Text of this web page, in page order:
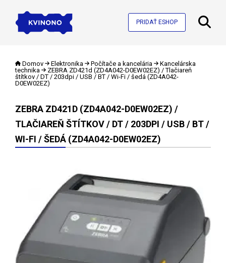
PRIDAŤ ESHOP
Domov Elektronika Počítače a kancelária
Kancelárska
technika
ZEBRA ZD421d (ZD4A042-D0EW02EZ) / Tlačiareň
štítkov / DT / 203dpi / USB / BT / Wi-Fi / šedá (ZD4A042-
D0EW02EZ)
ZEBRA ZD421D (ZD4A042-D0EW02EZ) /
TLAČIAREŇ ŠTÍTKOV / DT / 203DPI / USB / BT /
WI-FI / ŠEDÁ (ZD4A042-D0EW02EZ)